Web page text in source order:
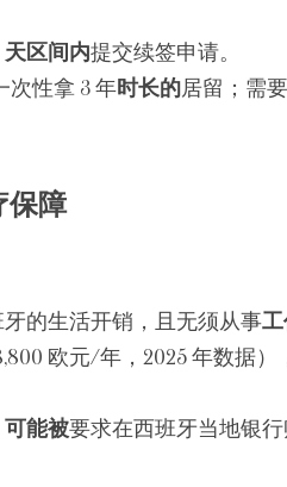
天区间内提交续签申请。
次性拿 3 年时长的居留；需
保障
的生活开销，且无须从事
欧元/年，2025 年数据
能被要求在西班牙当地银